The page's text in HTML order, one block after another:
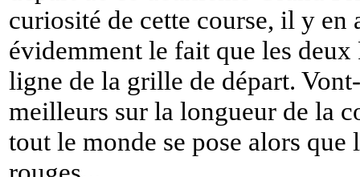
curiosité de cette course, il y en
évidemment le fait que les
ligne de la grille de départ.
meilleurs sur la longueur de la
tout le monde se pose alors que